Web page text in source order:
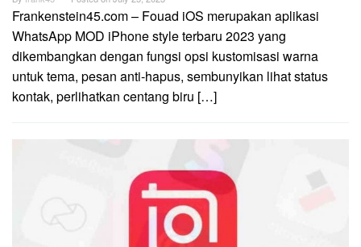
Frankenstein45.com – Fouad iOS merupakan aplikasi
WhatsApp MOD iPhone style terbaru 2023 yang
dikembangkan dengan fungsi opsi kustomisasi warna
untuk tema, pesan anti-hapus, sembunyikan lihat status
kontak, perlihatkan centang biru […]